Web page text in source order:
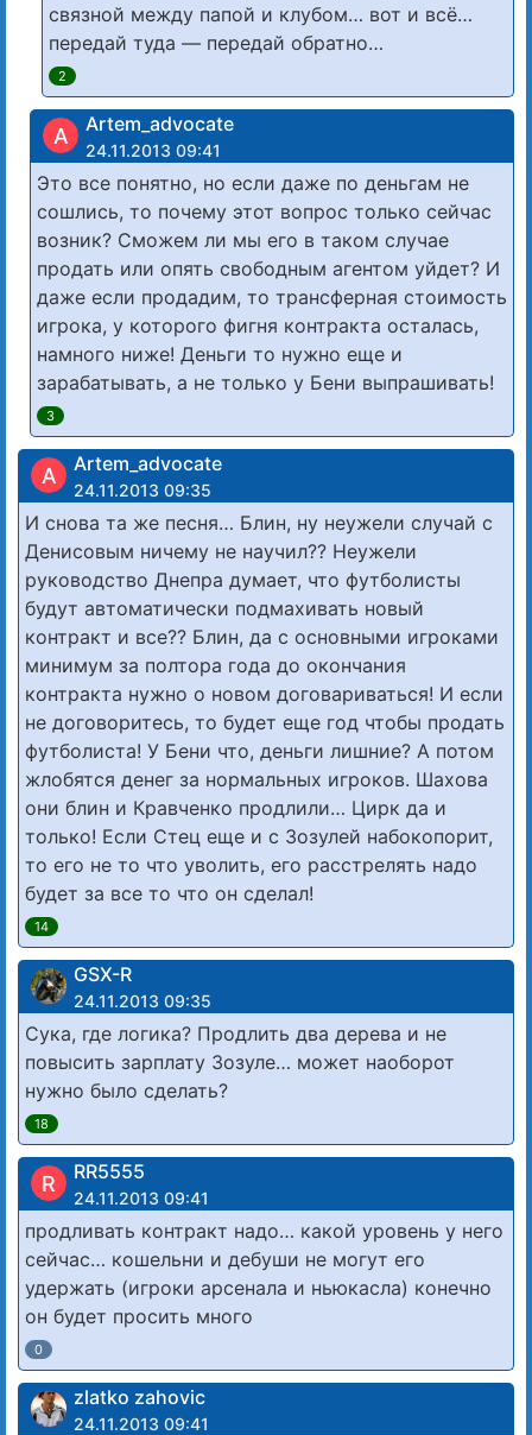
связной между папой и клубом… вот и всё…
передай туда — передай обратно…
2
A Artem_advocate
24.11.2013 09:41
Это все понятно, но если даже по деньгам не
сошлись, то почему этот вопрос только сейчас
возник? Сможем ли мы его в таком случае
продать или опять свободным агентом уйдет? И
даже если продадим, то трансферная стоимость
игрока, у которого фигня контракта осталась,
намного ниже! Деньги то нужно еще и
зарабатывать, а не только у Бени выпрашивать!
3
A Artem_advocate
24.11.2013 09:35
И снова та же песня… Блин, ну неужели случай с
Денисовым ничему не научил?? Неужели
руководство Днепра думает, что футболисты
будут автоматически подмахивать новый
контракт и все?? Блин, да с основными игроками
минимум за полтора года до окончания
контракта нужно о новом договариваться! И если
не договоритесь, то будет еще год чтобы продать
футболиста! У Бени что, деньги лишние? А потом
жлобятся денег за нормальных игроков. Шахова
они блин и Кравченко продлили… Цирк да и
только! Если Стец еще и с Зозулей набокопорит,
то его не то что уволить, его расстрелять надо
будет за все то что он сделал!
14
GSX-R
24.11.2013 09:35
Сука, где логика? Продлить два дерева и не
повысить зарплату Зозуле… может наоборот
нужно было сделать?
18
R RR5555
24.11.2013 09:41
продливать контракт надо… какой уровень у него
сейчас… кошельни и дебуши не могут его
удержать (игроки арсенала и ньюкасла) конечно
он будет просить много
0
zlatko zahovic
24.11.2013 09:41